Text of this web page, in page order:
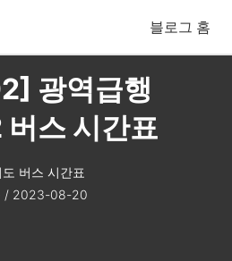
블로그 홈
광역급행
스 시간표
도 버스 시간표
/ 2023-08-20